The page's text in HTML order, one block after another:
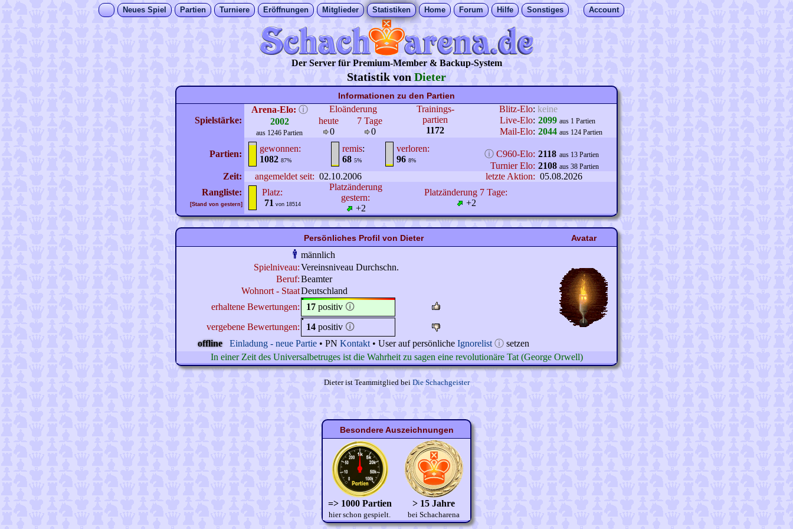
Neues Spiel Partien Turniere Eröffnungen Mitglieder Statistiken Home Forum Hilfe Sonstiges Account
Der Server für Premium-Member & Backup-System
Statistik von Dieter
Informationen zu den Partien
Spielstärke:
Arena-Elo: ⓘ
2002
aus 1246 Partien
Eloänderung
Trainings-
partien
1172
Blitz-Elo: keine
heute
0
7 Tage
0
Live-Elo: 2099 aus 1 Partien
Mail-Elo: 2044 aus 124 Partien
Partien:
gewonnen:
1082 87%
remis:
68 5%
verloren:
96 8%
ⓘ C960-Elo: 2118 aus 13 Partien
Turnier Elo: 2108 aus 38 Partien
Zeit: angemeldet seit: 02.10.2006 letzte Aktion: 05.08.2026
Rangliste:
[Stand von gestern]
Platz:
71 von 18514
Platzänderung
gestern:
+2
Platzänderung 7 Tage:
+2
Persönliches Profil von Dieter Avatar
männlich
Spielniveau:Vereinsniveau Durchschn.
Beruf:Beamter
Wohnort - StaatDeutschland
erhaltene Bewertungen:
17 positiv 🛈
vergebene Bewertungen:
14 positiv 🛈
offline
Einladung - neue Partie • PN Kontakt • User auf persönliche Ignorelist ⓘ setzen
In einer Zeit des Universalbetruges ist die Wahrheit zu sagen eine revolutionäre Tat (George Orwell)
Dieter ist Teammitglied bei Die Schachgeister
Besondere Auszeichnungen
=> 1000 Partien
hier schon gespielt.
> 15 Jahre
bei Schacharena